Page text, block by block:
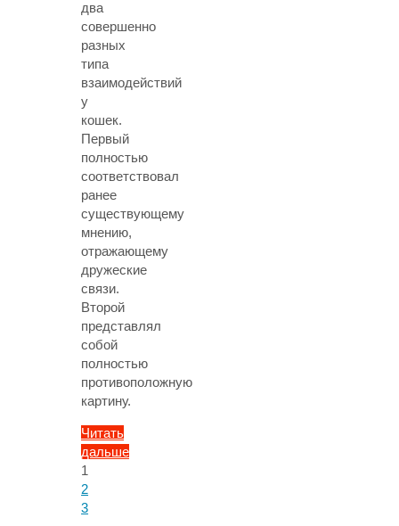
два
совершенно
разных
типа
взаимодействий
у
кошек.
Первый
полностью
соответствовал
ранее
существующему
мнению,
отражающему
дружеские
связи.
Второй
представлял
собой
полностью
противоположную
картину.
Читать
дальше
"Зоопсихологи
раскрыли
новую
Пагинация
записей
1
2
3